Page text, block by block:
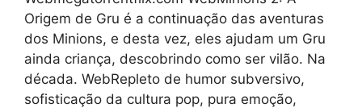
Origem de Gru é a continuação das aventuras
dos Minions, e desta vez, eles ajudam um Gru
ainda criança, descobrindo como ser vilão. Na
década. WebRepleto de humor subversivo,
sofisticação da cultura pop, pura emoção,